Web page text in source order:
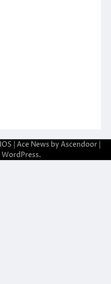
| Ace News by Ascendoor|
WordPress.